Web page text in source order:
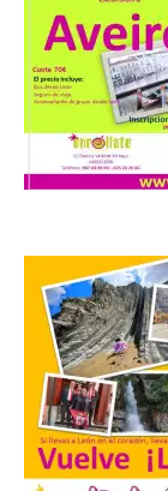
con el
afianzar
como
8 Ago 2026
natural que
actividades de
el año. La
ha puesto en
relacionadas